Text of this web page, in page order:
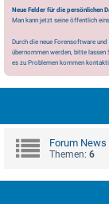
Neue Felder für die persönlichen
Man kann jetzt seine öffentlich
Durch die neue Forensoftware
übernommen werden, bitte lassen
es zu Problemen kommen
Forum News
Themen: 6